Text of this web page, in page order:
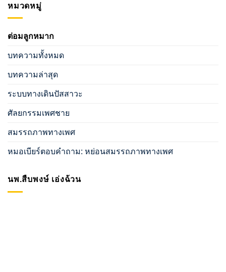
หมวดหมู่
ต่อมลูกหมาก
บทความทั้งหมด
บทความล่าสุด
ระบบทางเดินปัสสาวะ
ศัลยกรรมเพศชาย
สมรรถภาพทางเพศ
หมอเบียร์ตอบคำถาม: หย่อนสมรรถภาพทางเพศ
นพ.สืบพงษ์ เอ่งฉ้วน